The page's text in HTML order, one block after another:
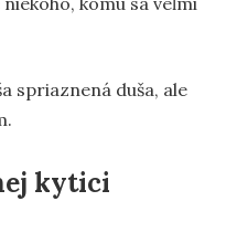
spriaznená duša, ale
kytici